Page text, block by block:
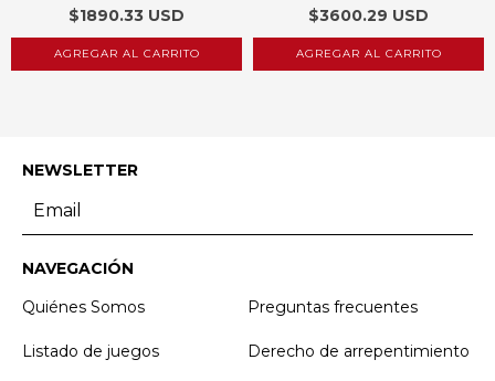
$1890.33 USD
AGREGAR AL CARRITO
$3600.29 USD
NEWSLETTER
NAVEGACIÓN
Quiénes Somos
Preguntas frecuentes
Listado de juegos Derecho de arrepentimiento